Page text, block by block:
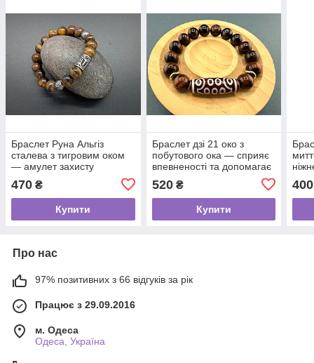
Браслет Руна Альгіз
сталева з тигровим оком
— амулет захисту
470 ₴
Купити
Браслет дзі 21 око з
побутового ока — сприяє
впевненості та допомагає
520₴
Купити
400
Про нас
97% позитивних з 66 відгуків за рік
Працює з 29.09.2016
м. Одеса
Одеса, Україна